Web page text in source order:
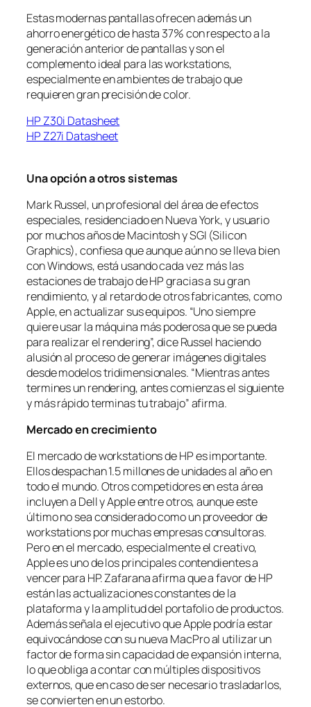
Estas modernas pantallas ofrecen además un
ahorro energético de hasta 37% con respecto a la
generación anterior de pantallas y son el
complemento ideal para las workstations,
especialmente en ambientes de trabajo que
requieren gran precisión de color.
HP Z30i Datasheet
HP Z27i Datasheet
Una opción a otros sistemas
Mark Russel, un profesional del área de efectos
especiales, residenciado en Nueva York, y usuario
por muchos años de Macintosh y SGI (Silicon
Graphics), confiesa que aunque aún no se lleva bien
con Windows, está usando cada vez más las
estaciones de trabajo de HP gracias a su gran
rendimiento, y al retardo de otros fabricantes, como
Apple, en actualizar sus equipos. “Uno siempre
quiere usar la máquina más poderosa que se pueda
para realizar el rendering”, dice Russel haciendo
alusión al proceso de generar imágenes digitales
desde modelos tridimensionales. “Mientras antes
termines un rendering, antes comienzas el siguiente
y más rápido terminas tu trabajo” afirma.
Mercado en crecimiento
El mercado de workstations de HP es importante.
Ellos despachan 1.5 millones de unidades al año en
todo el mundo. Otros competidores en esta área
incluyen a Dell y Apple entre otros, aunque este
último no sea considerado como un proveedor de
workstations por muchas empresas consultoras.
Pero en el mercado, especialmente el creativo,
Apple es uno de los principales contendientes a
vencer para HP. Zafarana afirma que a favor de HP
están las actualizaciones constantes de la
plataforma y la amplitud del portafolio de productos.
Además señala el ejecutivo que Apple podría estar
equivocándose con su nueva MacPro al utilizar un
factor de forma sin capacidad de expansión interna,
lo que obliga a contar con múltiples dispositivos
externos, que en caso de ser necesario trasladarlos,
se convierten en un estorbo.